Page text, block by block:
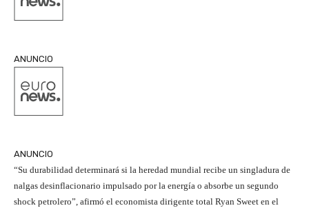
ANUNCIO
ANUNCIO
“Su durabilidad determinará si la heredad mundial recibe un singladura de
nalgas desinflacionario impulsado por la energía o absorbe un segundo
shock petrolero”, afirmó el economista dirigente total Ryan Sweet en el